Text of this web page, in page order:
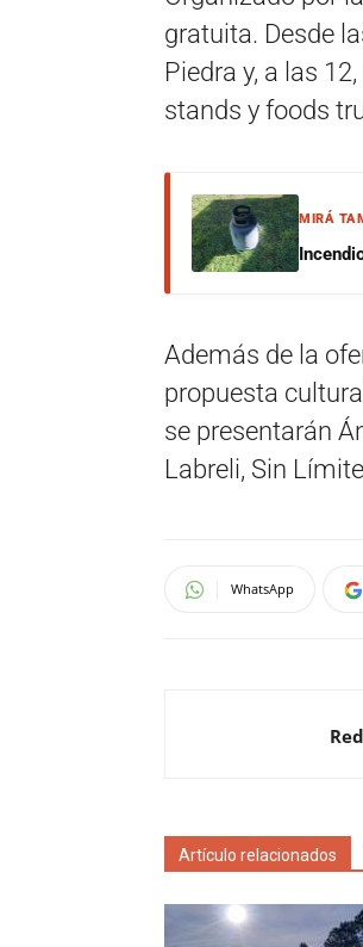
gratuita. Desde
Piedra y, a las
stands y foods
MIRÁ
Además de la
propuesta
se presentarán
Labreli, Sin
WhatsApp
Artículo relacionados